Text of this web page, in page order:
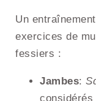
Un
exercices de
fessiers :
Jambes: